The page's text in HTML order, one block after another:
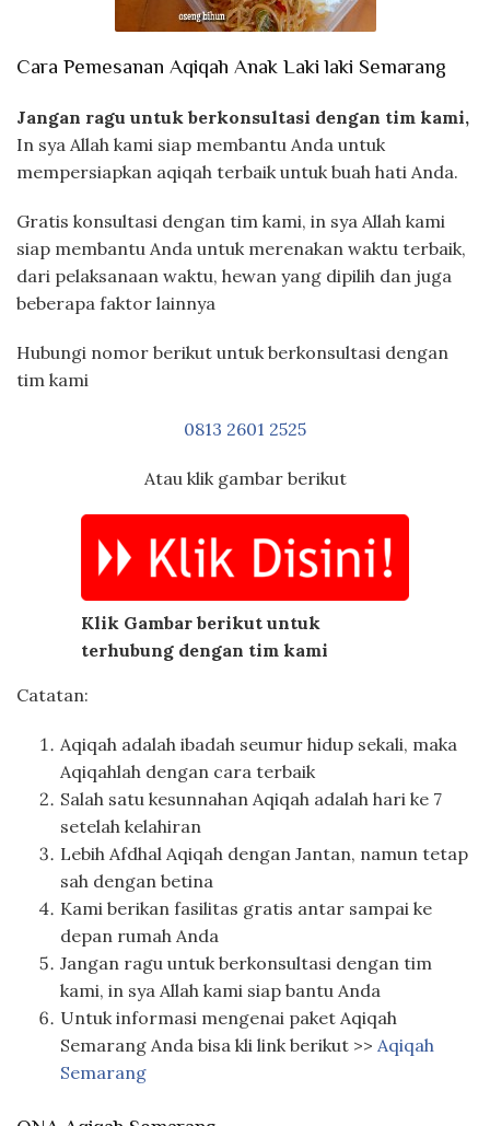
Cara Pemesanan Aqiqah Anak Laki laki Semarang
Jangan ragu untuk berkonsultasi dengan tim kami,
In sya Allah kami siap membantu Anda untuk
mempersiapkan aqiqah terbaik untuk buah hati Anda.
Gratis konsultasi dengan tim kami, in sya Allah kami
siap membantu Anda untuk merenakan waktu terbaik,
dari pelaksanaan waktu, hewan yang dipilih dan juga
beberapa faktor lainnya
Hubungi nomor berikut untuk berkonsultasi dengan
tim kami
0813 2601 2525
Atau klik gambar berikut
Klik Gambar berikut untuk
terhubung dengan tim kami
Catatan:
Aqiqah adalah ibadah seumur hidup sekali, maka
Aqiqahlah dengan cara terbaik
Salah satu kesunnahan Aqiqah adalah hari ke 7
setelah kelahiran
Lebih Afdhal Aqiqah dengan Jantan, namun tetap
sah dengan betina
Kami berikan fasilitas gratis antar sampai ke
depan rumah Anda
Jangan ragu untuk berkonsultasi dengan tim
kami, in sya Allah kami siap bantu Anda
Untuk informasi mengenai paket Aqiqah
Semarang Anda bisa kli link berikut >> Aqiqah
Semarang